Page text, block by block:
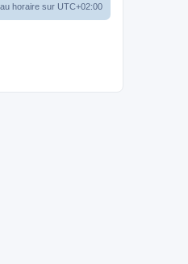
horaire sur UTC+02:00